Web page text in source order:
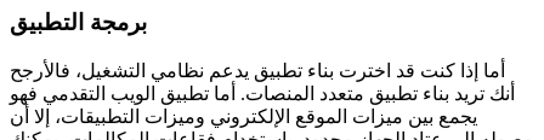
برمجة التطبيق
أما إذا كنت قد اخترت بناء تطبيق يدعم نظامي التشغيل، فالأرجح
أنك تريد بناء تطبيق متعدد المنصات. أما تطبيق الويب التقدمي فهو
يجمع بين ميزات الموقع الإلكتروني وميزات التطبيقات، إلا أن